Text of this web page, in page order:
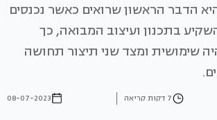
הדבר הראשון שרואים כאשר נכנסים
בתכנון ועיצוב המבואה, כך
שימושית ומצד שני תיצור תחושה
7 דקות קריאה 08-07-2023